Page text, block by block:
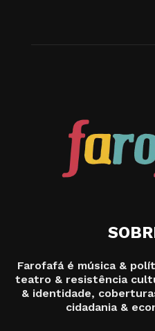
Farofafá é música &
teatro & resistência
& identidade,
cidadania &